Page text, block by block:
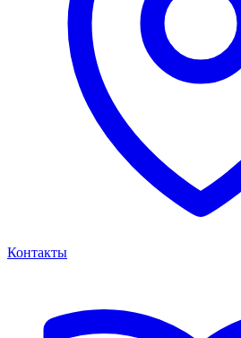
Контакты